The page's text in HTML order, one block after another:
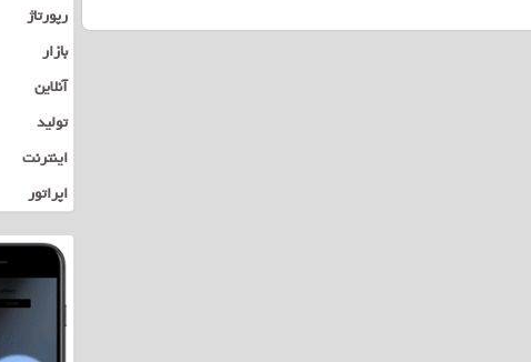
رپورتاژ
بازار
آنلاین
تولید
اینترنت
اپراتور